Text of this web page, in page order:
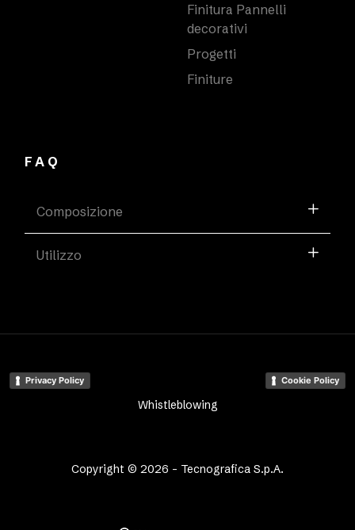
Finitura Pannelli
decorativi
Progetti
Finiture
FAQ
Composizione
Utilizzo
Copyright © 2026 - Tecnografica S.p.A.
Privacy Policy Cookie Policy
Whistleblowing